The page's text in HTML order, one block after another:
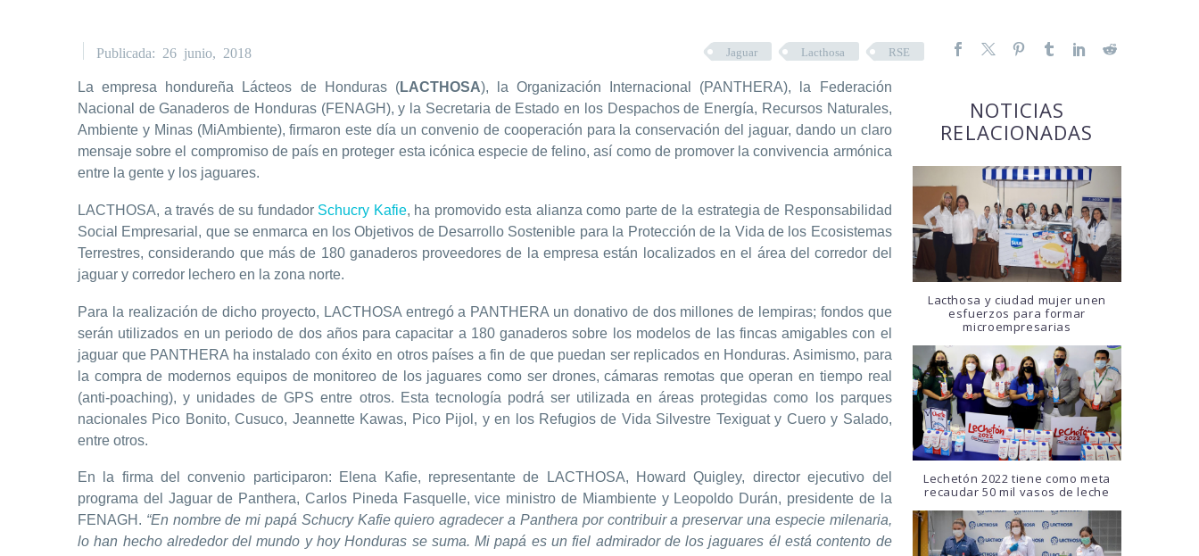
Jaguar Lacthosa RSE
Publicada: 26 junio, 2018
La empresa hondureña Lácteos de Honduras (LACTHOSA), la Organización Internacional (PANTHERA), la Federación
Nacional de Ganaderos de Honduras (FENAGH), y la Secretaria de Estado en los Despachos de Energía, Recursos Naturales,
Ambiente y Minas (MiAmbiente), firmaron este día un convenio de cooperación para la conservación del jaguar, dando un claro
mensaje sobre el compromiso de país en proteger esta icónica especie de felino, así como de promover la convivencia armónica
entre la gente y los jaguares.
LACTHOSA, a través de su fundador Schucry Kafie, ha promovido esta alianza como parte de la estrategia de Responsabilidad
Social Empresarial, que se enmarca en los Objetivos de Desarrollo Sostenible para la Protección de la Vida de los Ecosistemas
Terrestres, considerando que más de 180 ganaderos proveedores de la empresa están localizados en el área del corredor del
jaguar y corredor lechero en la zona norte.
Para la realización de dicho proyecto, LACTHOSA entregó a PANTHERA un donativo de dos millones de lempiras; fondos que
serán utilizados en un periodo de dos años para capacitar a 180 ganaderos sobre los modelos de las fincas amigables con el
jaguar que PANTHERA ha instalado con éxito en otros países a fin de que puedan ser replicados en Honduras. Asimismo, para
la compra de modernos equipos de monitoreo de los jaguares como ser drones, cámaras remotas que operan en tiempo real
(anti-poaching), y unidades de GPS entre otros. Esta tecnología podrá ser utilizada en áreas protegidas como los parques
nacionales Pico Bonito, Cusuco, Jeannette Kawas, Pico Pijol, y en los Refugios de Vida Silvestre Texiguat y Cuero y Salado,
entre otros.
En la firma del convenio participaron: Elena Kafie, representante de LACTHOSA, Howard Quigley, director ejecutivo del
programa del Jaguar de Panthera, Carlos Pineda Fasquelle, vice ministro de Miambiente y Leopoldo Durán, presidente de la
FENAGH. “En nombre de mi papá Schucry Kafie quiero agradecer a Panthera por contribuir a preservar una especie milenaria,
lo han hecho alrededor del mundo y hoy Honduras se suma. Mi papá es un fiel admirador de los jaguares él está contento de
NOTICIAS
RELACIONADAS
Lacthosa y ciudad mujer unen
esfuerzos para formar
microempresarias
Lechetón 2022 tiene como meta
recaudar 50 mil vasos de leche